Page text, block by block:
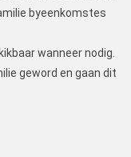
byeenkomstes
wanneer nodig.
geword en gaan dit